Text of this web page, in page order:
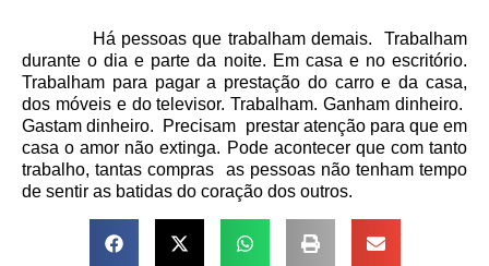
Há pessoas que trabalham demais. Trabalham
durante o dia e parte da noite. Em casa e no escritório.
Trabalham para pagar a prestação do carro e da casa,
dos móveis e do televisor. Trabalham. Ganham dinheiro.
Gastam dinheiro. Precisam prestar atenção para que em
casa o amor não extinga. Pode acontecer que com tanto
trabalho, tantas compras as pessoas não tenham tempo
de sentir as batidas do coração dos outros.